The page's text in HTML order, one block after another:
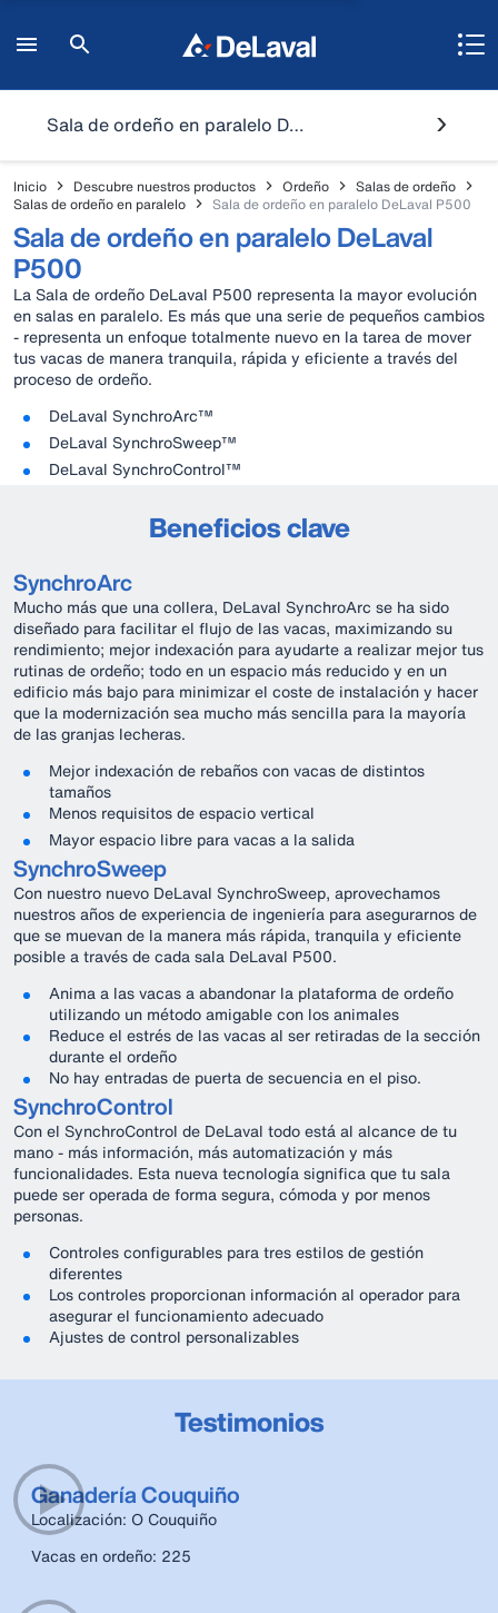
Sala de ordeño en paralelo DeLaval P500
Inicio Descubre nuestros productos Ordeño
Salas de ordeño
Salas de ordeño en paralelo
Sala de ordeño en paralelo DeLaval P500
Sala de ordeño en paralelo DeLaval
P500
La Sala de ordeño DeLaval P500 representa la mayor evolución
en salas en paralelo. Es más que una serie de pequeños cambios
- representa un enfoque totalmente nuevo en la tarea de mover
tus vacas de manera tranquila, rápida y eficiente a través del
proceso de ordeño.
DeLaval SynchroArc™
DeLaval SynchroSweep™
DeLaval SynchroControl™
Beneficios clave
SynchroArc
Mucho más que una collera, DeLaval SynchroArc se ha sido
diseñado para facilitar el flujo de las vacas, maximizando su
rendimiento; mejor indexación para ayudarte a realizar mejor tus
rutinas de ordeño; todo en un espacio más reducido y en un
edificio más bajo para minimizar el coste de instalación y hacer
que la modernización sea mucho más sencilla para la mayoría
de las granjas lecheras.
Mejor indexación de rebaños con vacas de distintos
tamaños
Menos requisitos de espacio vertical
Mayor espacio libre para vacas a la salida
SynchroSweep
Con nuestro nuevo DeLaval SynchroSweep, aprovechamos
nuestros años de experiencia de ingeniería para asegurarnos de
que se muevan de la manera más rápida, tranquila y eficiente
posible a través de cada sala DeLaval P500.
Anima a las vacas a abandonar la plataforma de ordeño
utilizando un método amigable con los animales
Reduce el estrés de las vacas al ser retiradas de la sección
durante el ordeño
No hay entradas de puerta de secuencia en el piso.
SynchroControl
Con el SynchroControl de DeLaval todo está al alcance de tu
mano - más información, más automatización y más
funcionalidades. Esta nueva tecnología significa que tu sala
puede ser operada de forma segura, cómoda y por menos
personas.
Controles configurables para tres estilos de gestión
diferentes
Los controles proporcionan información al operador para
asegurar el funcionamiento adecuado
Ajustes de control personalizables
Testimonios
Ganadería Couquiño
Localización: O Couquiño
Vacas en ordeño: 225